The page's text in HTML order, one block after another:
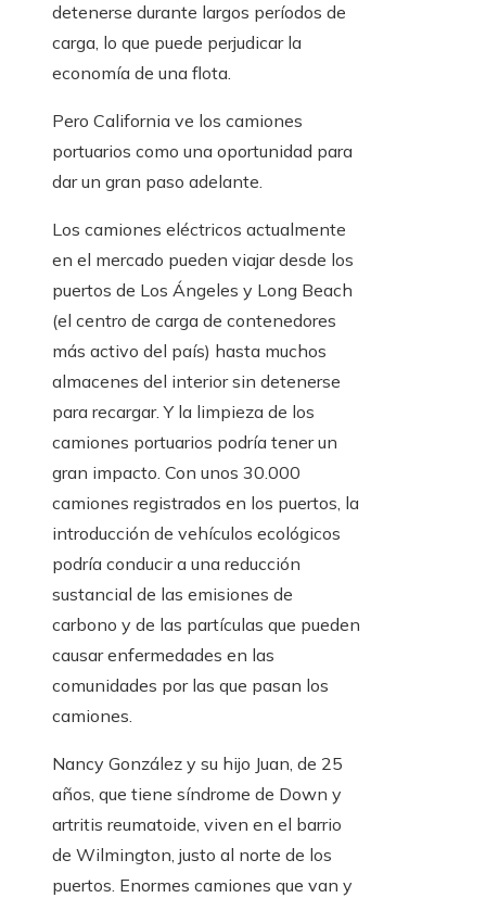
detenerse durante largos períodos de
carga, lo que puede perjudicar la
economía de una flota.
Pero California ve los camiones
portuarios como una oportunidad para
dar un gran paso adelante.
Los camiones eléctricos actualmente
en el mercado pueden viajar desde los
puertos de Los Ángeles y Long Beach
(el centro de carga de contenedores
más activo del país) hasta muchos
almacenes del interior sin detenerse
para recargar. Y la limpieza de los
camiones portuarios podría tener un
gran impacto. Con unos 30.000
camiones registrados en los puertos, la
introducción de vehículos ecológicos
podría conducir a una reducción
sustancial de las emisiones de
carbono y de las partículas que pueden
causar enfermedades en las
comunidades por las que pasan los
camiones.
Nancy González y su hijo Juan, de 25
años, que tiene síndrome de Down y
artritis reumatoide, viven en el barrio
de Wilmington, justo al norte de los
puertos. Enormes camiones que van y